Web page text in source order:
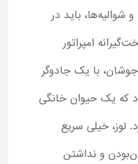
باید در
امپراتور
جوشان، با یک جادوگر
که یک حیوان خانگی
لوز، خیلی سریع
و نداشتن